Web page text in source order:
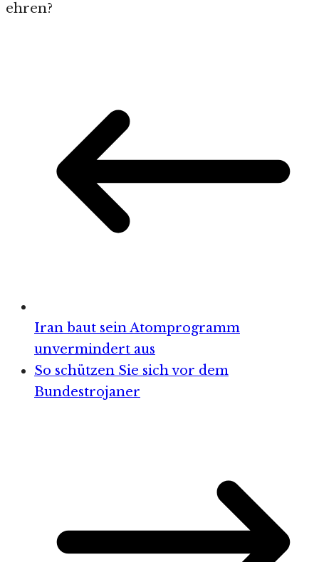
ehren?
Iran baut sein Atomprogramm
unvermindert aus
So schützen Sie sich vor dem
Bundestrojaner